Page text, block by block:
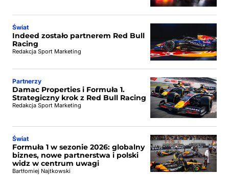
Świat
Indeed zostało partnerem Red Bull
Racing
Redakcja Sport Marketing
Partnerzy
Damac Properties i Formuła 1.
Strategiczny krok z Red Bull Racing
Redakcja Sport Marketing
Świat
Formuła 1 w sezonie 2026: globalny
biznes, nowe partnerstwa i polski
widz w centrum uwagi
Bartłomiej Najtkowski